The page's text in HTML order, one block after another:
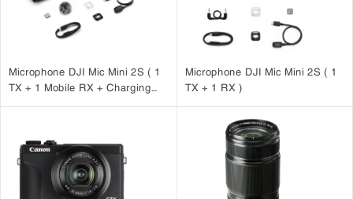
Cảm biến:Cảm biến Exmor R CMOS 33MP
Bộ xử lý hình ảnh:
Dải ISO: 100–51.200 (có thể mở rộng đến 50–204.800)
94% diện tích ảnh
Quay video : 4K ở tốc độ 60 khung hình/giây, Full HD ở tốc độ
120 khung hình/giây
: Ổn định 5 trục bên trong cơ thể
: Lên đến 10 khung hình/giây với tính năng theo
dõi AF/AE
Kính ngắm: OLED 2,36 triệu điểm ảnh, độ phóng đại 0,7x
Màn hình: Màn hình cảm ứng xoay lật 3 inch, 1,03 triệu điểm
Microphone DJI Mic Mini 2S ( 1
TX + 1 Mobile RX + Charging
Microphone DJI Mic Mini 2S ( 1
TX + 1 RX )